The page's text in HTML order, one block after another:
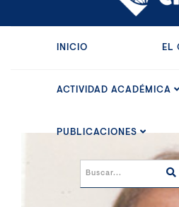
INICIO EL
ACTIVIDAD ACADÉMICA
PUBLICACIONES